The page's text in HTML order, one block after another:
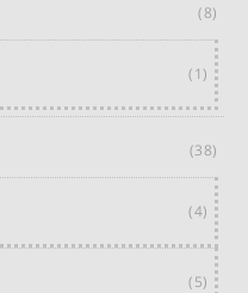
(8)
(1)
(38)
(4)
(5)